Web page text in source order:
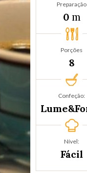
Preparação
0 m
Porções
8
Confeção:
Nível:
Fácil